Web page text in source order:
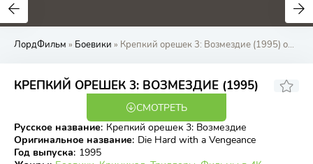
0
ЛордФильм » Боевики » Крепкий орешек 3: Возмездие (1995) онлайн бесплатно на LordFilm
КРЕПКИЙ ОРЕШЕК 3: ВОЗМЕЗДИЕ (1995)
7.66 7.6
СМОТРЕТЬ
Русское название: Крепкий орешек 3: Возмездие
Оригинальное название: Die Hard with a Vengeance
Год выпуска: 1995